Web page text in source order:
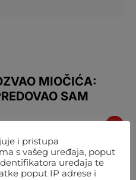
MIOČIĆA:
SAM
BORBA JE
ALI PITANJE JE
i pristupa
s vašeg uređaja, poput
uređaja te
poput IP adrese i